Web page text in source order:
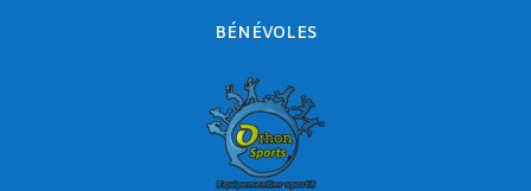
BÉNÉVOLES